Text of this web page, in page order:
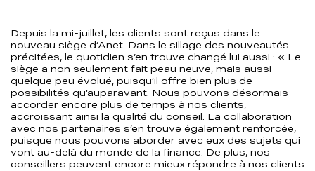
Depuis la mi-juillet, les clients sont reçus dans le
nouveau siège d’Anet. Dans le sillage des nouveautés
précitées, le quotidien s’en trouve changé lui aussi : « Le
siège a non seulement fait peau neuve, mais aussi
quelque peu évolué, puisqu’il offre bien plus de
possibilités qu’auparavant. Nous pouvons désormais
accorder encore plus de temps à nos clients,
accroissant ainsi la qualité du conseil. La collaboration
avec nos partenaires s’en trouve également renforcée,
puisque nous pouvons aborder avec eux des sujets qui
vont au-delà du monde de la finance. De plus, nos
conseillers peuvent encore mieux répondre à nos clients